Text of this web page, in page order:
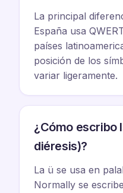
La principal
España usa
países
posición de los
variar ligeramente.
¿Cómo escribo
diéresis)?
La ü se usa en
Normally se